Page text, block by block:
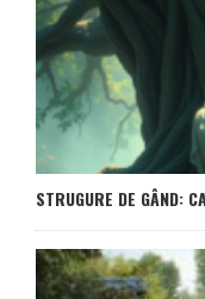
STRUGURE DE GÂND: